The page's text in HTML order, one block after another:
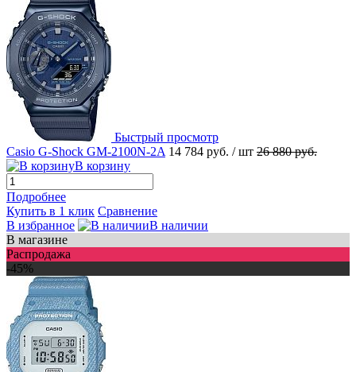
Быстрый просмотр
Casio G-Shock GM-2100N-2A 14 784 руб. / шт 26 880 руб.
В корзину
Подробнее
Купить в 1 клик Сравнение
В избранное
В наличии
В магазине
Распродажа
-45%